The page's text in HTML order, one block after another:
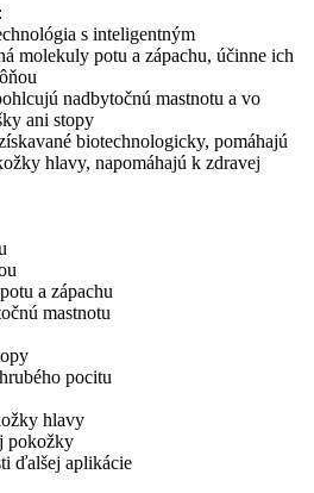
s inteligentným
molekuly potu a zápachu, účinne ich
nadbytočnú mastnotu a vo
ani stopy
biotechnologicky, pomáhajú
hlavy, napomáhajú k zdravej
a zápachu
mastnotu
pocitu
hlavy
pokožky
ďalšej aplikácie